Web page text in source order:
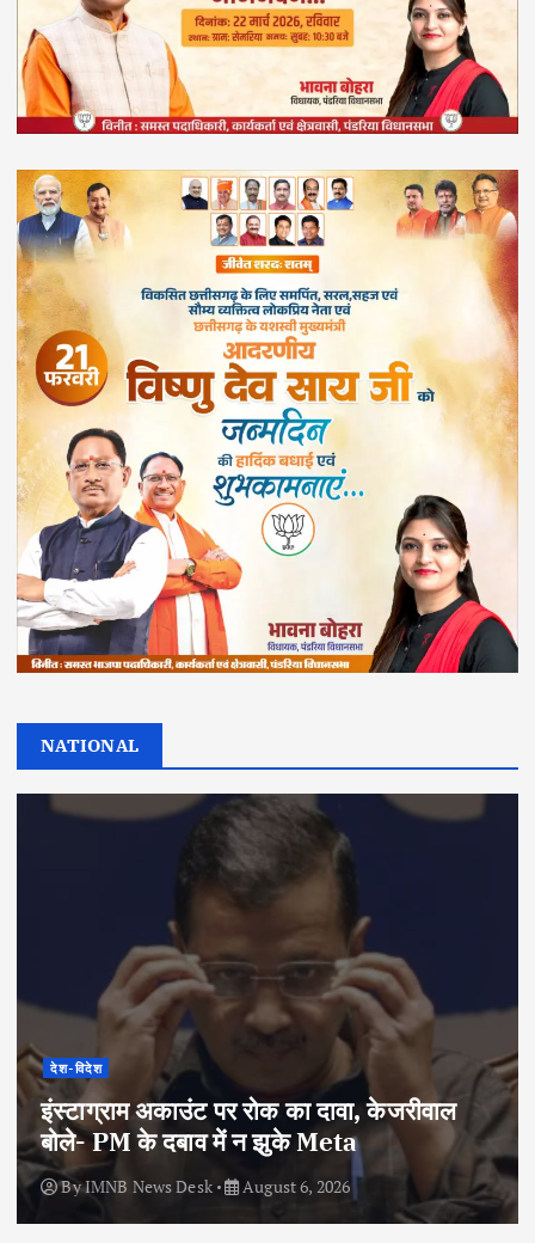
NATIONAL
देश-विदेश
इंस्टाग्राम अकाउंट पर रोक का दावा, केजरीवाल
बोले- PM के दबाव में न झुके Meta
ByIMNB News Desk August 6, 2026